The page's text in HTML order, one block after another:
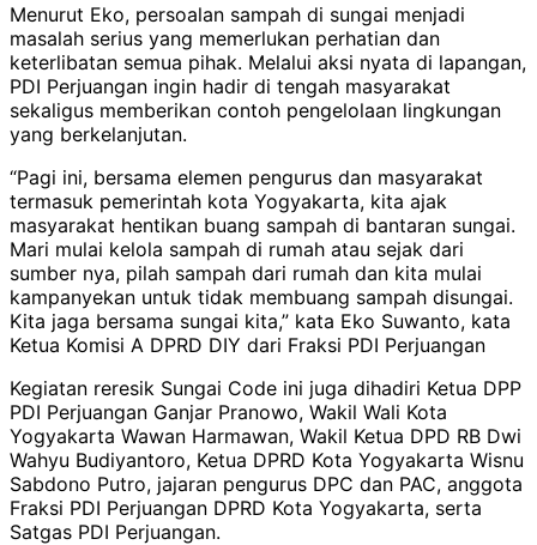
Menurut Eko, persoalan sampah di sungai menjadi
masalah serius yang memerlukan perhatian dan
keterlibatan semua pihak. Melalui aksi nyata di lapangan,
PDI Perjuangan ingin hadir di tengah masyarakat
sekaligus memberikan contoh pengelolaan lingkungan
yang berkelanjutan.
“Pagi ini, bersama elemen pengurus dan masyarakat
termasuk pemerintah kota Yogyakarta, kita ajak
masyarakat hentikan buang sampah di bantaran sungai.
Mari mulai kelola sampah di rumah atau sejak dari
sumber nya, pilah sampah dari rumah dan kita mulai
kampanyekan untuk tidak membuang sampah disungai.
Kita jaga bersama sungai kita,” kata Eko Suwanto, kata
Ketua Komisi A DPRD DIY dari Fraksi PDI Perjuangan
Kegiatan reresik Sungai Code ini juga dihadiri Ketua DPP
PDI Perjuangan Ganjar Pranowo, Wakil Wali Kota
Yogyakarta Wawan Harmawan, Wakil Ketua DPD RB Dwi
Wahyu Budiyantoro, Ketua DPRD Kota Yogyakarta Wisnu
Sabdono Putro, jajaran pengurus DPC dan PAC, anggota
Fraksi PDI Perjuangan DPRD Kota Yogyakarta, serta
Satgas PDI Perjuangan.